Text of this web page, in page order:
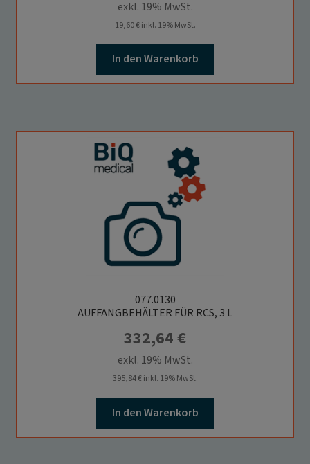
exkl. 19% MwSt.
19,60€inkl. 19% MwSt.
In den Warenkorb
077.0130
AUFFANGBEHÄLTER FÜR RCS, 3 L
332,64€
exkl. 19% MwSt.
395,84€inkl. 19% MwSt.
In den Warenkorb